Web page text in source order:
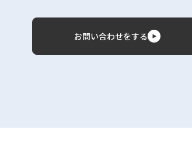
お問い合わせをする